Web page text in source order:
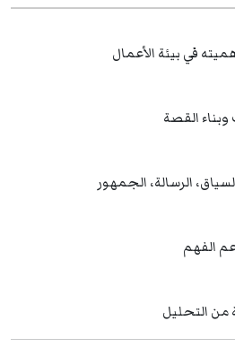
في بيئة الأعمال
القصة
الرسالة، الجمهور
الفهم
من التحليل